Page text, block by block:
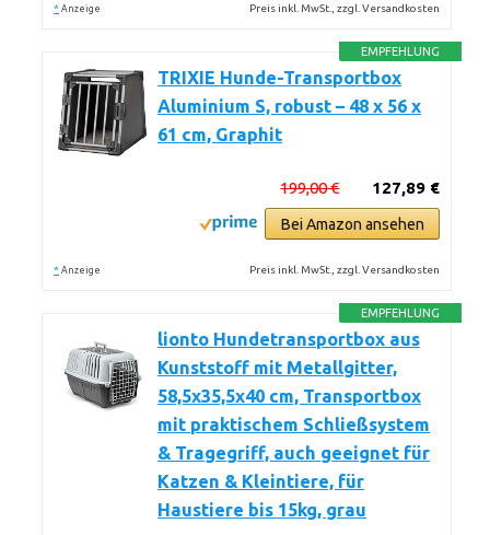
* Anzeige Preis inkl. MwSt., zzgl. Versandkosten
EMPFEHLUNG
TRIXIE Hunde-Transportbox
Aluminium S, robust – 48 x 56 x
61 cm, Graphit
127,89 €
199,00 €
Bei Amazon ansehen
* Anzeige Preis inkl. MwSt., zzgl. Versandkosten
EMPFEHLUNG
lionto Hundetransportbox aus
Kunststoff mit Metallgitter,
58,5x35,5x40 cm, Transportbox
mit praktischem Schließsystem
& Tragegriff, auch geeignet für
Katzen & Kleintiere, für
Haustiere bis 15kg, grau